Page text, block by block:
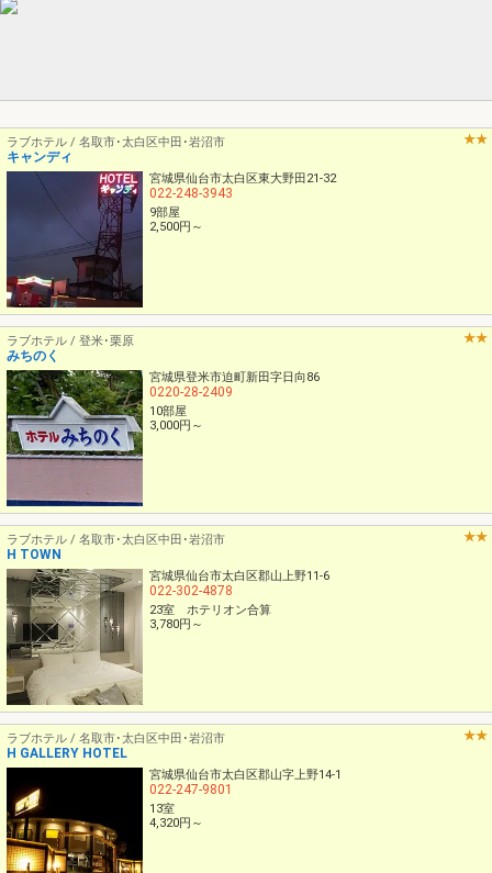
ラブホテル / 名取市･太白区中田･岩沼市
キャンディ
宮城県仙台市太白区東大野田21-32
022-248-3943
9部屋
2,500円～
ラブホテル / 登米･栗原
みちのく
宮城県登米市迫町新田字日向86
0220-28-2409
10部屋
3,000円～
ラブホテル / 名取市･太白区中田･岩沼市
H TOWN
宮城県仙台市太白区郡山上野11-6
022-302-4878
23室 ホテリオン合算
3,780円～
ラブホテル / 名取市･太白区中田･岩沼市
H GALLERY HOTEL
宮城県仙台市太白区郡山字上野14-1
022-247-9801
13室
4,320円～